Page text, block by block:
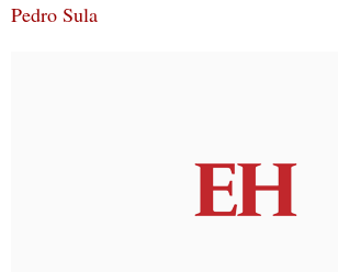
Pedro Sula